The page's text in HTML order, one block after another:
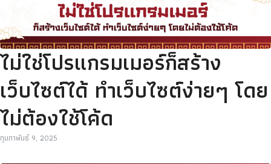
ไม่ใช่โปรแกรมเมอร์ก็สร้าง
เว็บไซต์ได้ ทำเว็บไซต์ง่ายๆ โดย
ไม่ต้องใช้โค้ด
กุมภาพันธ์ 9, 2025